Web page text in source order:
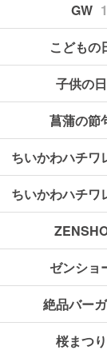
GW 1
こどもの
子供の日
菖蒲の節
ちいかわハチワ
ちいかわハチワ
ゼンショ
絶品バー
桜まつり